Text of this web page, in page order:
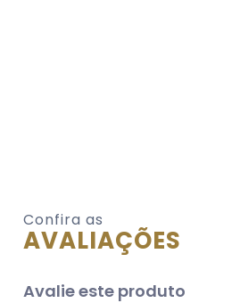
Confira as
AVALIAÇÕES
Avalie este produto